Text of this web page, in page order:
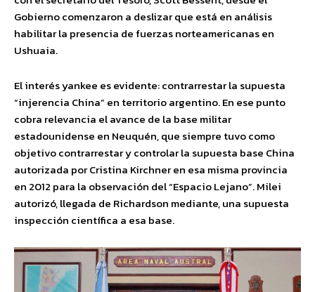
Gobierno comenzaron a deslizar que está en análisis
habilitar la presencia de fuerzas norteamericanas en
Ushuaia.
El interés yankee es evidente: contrarrestar la supuesta
“injerencia China” en territorio argentino. En ese punto
cobra relevancia el avance de la base militar
estadounidense en Neuquén, que siempre tuvo como
objetivo contrarrestar y controlar la supuesta base China
autorizada por Cristina Kirchner en esa misma provincia
en 2012 para la observación del “Espacio Lejano”. Milei
autorizó, llegada de Richardson mediante, una supuesta
inspección científica a esa base.